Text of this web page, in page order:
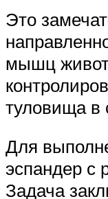
Это
мышц
туловища в
Для
эспандер с
Задача